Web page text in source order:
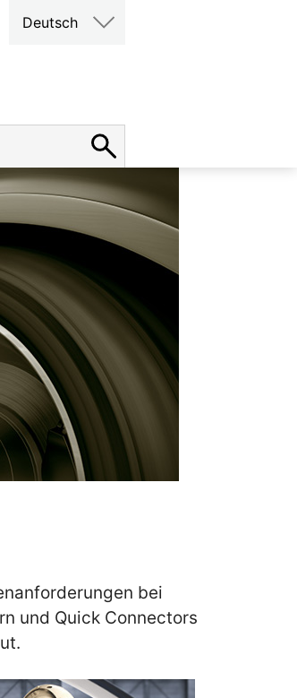
Deutsch
bei
und Quick Connectors